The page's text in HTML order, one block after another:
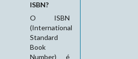
ISBN?
O ISBN
(International
Standard
Book
Number) é